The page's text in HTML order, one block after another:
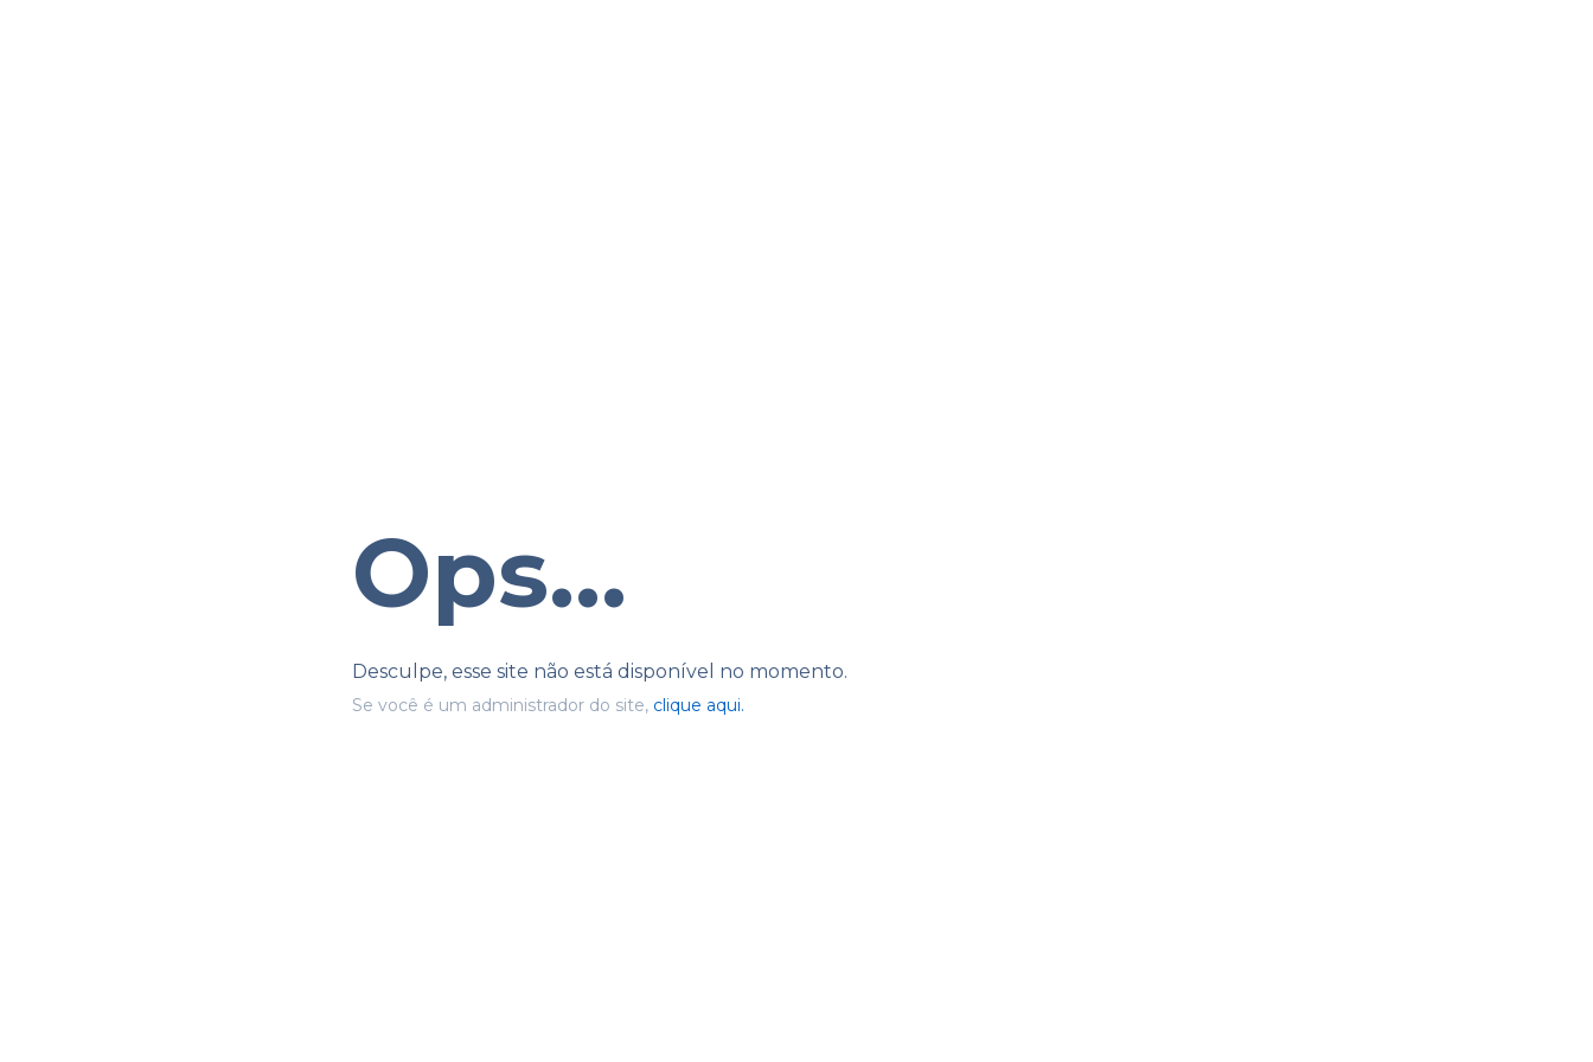
Ops...
Desculpe, esse site não está disponível no momento.
Se você é um administrador do site, clique aqui.